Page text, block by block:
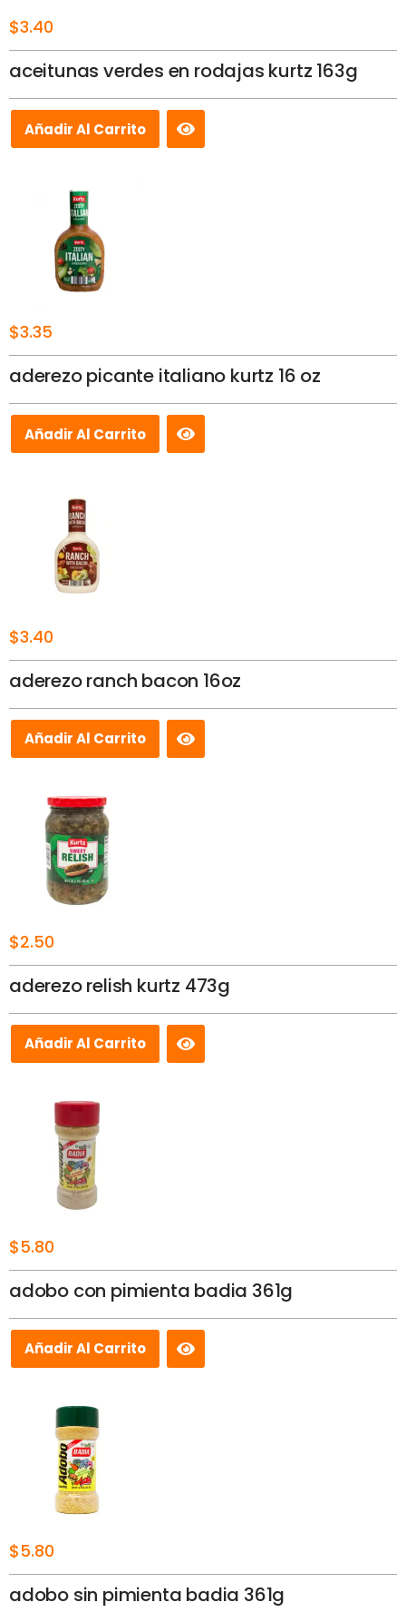
$3.40
aceitunas verdes en rodajas kurtz 163g
Añadir Al Carrito
$3.35
aderezo picante italiano kurtz 16 oz
Añadir Al Carrito
$3.40
aderezo ranch bacon 16oz
Añadir Al Carrito
$2.50
aderezo relish kurtz 473g
Añadir Al Carrito
$5.80
adobo con pimienta badia 361g
Añadir Al Carrito
$5.80
adobo sin pimienta badia 361g